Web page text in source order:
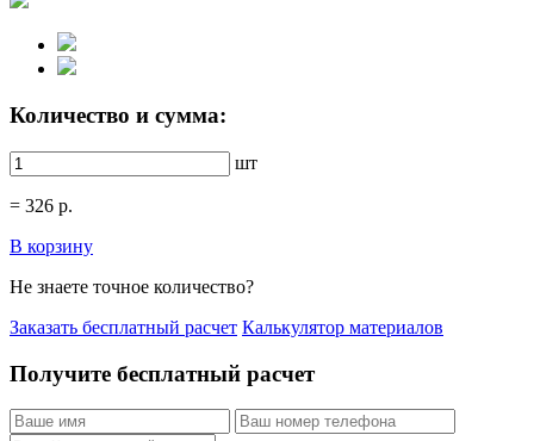
Количество и сумма:
шт
= 326 р.
В корзину
Не знаете точное количество?
Заказать бесплатный расчет Калькулятор материалов
Получите бесплатный расчет